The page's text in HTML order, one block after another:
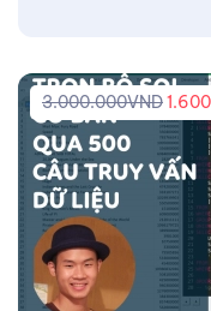
3.000.000VND